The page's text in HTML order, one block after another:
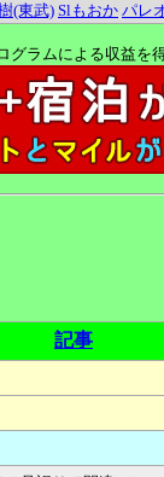
(東武) Slもおか パレ
グラムによる収益を
記事